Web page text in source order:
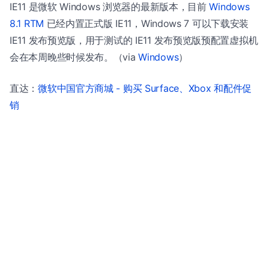
IE11 是微软 Windows 浏览器的最新版本，目前Windows
8.1 RTM 已经内置正式版 IE11，Windows 7 可以下载安装
IE11 发布预览版，用于测试的 IE11 发布预览版预配置虚拟机
会在本周晚些时候发布。（viaWindows）
直达：微软中国官方商城 - 购买 Surface、Xbox 和配件促
销